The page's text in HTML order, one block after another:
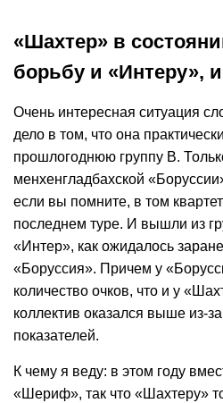
«Шахтер» в
борьбу и «Интеру»,
Очень интересная ситуация
дело в том, что она
прошлогоднюю группу B.
менхенгладбахской
если вы помните, в том
последнем туре. И вышли из
«Интер», как ожидалось
«Боруссия». Причем у
количество очков, что и у
коллектив оказался выше из-
показателей.
К чему я веду: в этом году
«Шериф», так что «Шахтеру»